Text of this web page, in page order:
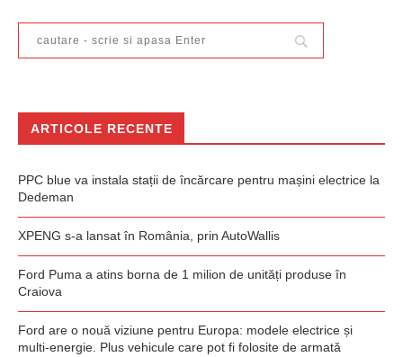
ARTICOLE RECENTE
PPC blue va instala stații de încărcare pentru mașini electrice la
Dedeman
XPENG s-a lansat în România, prin AutoWallis
Ford Puma a atins borna de 1 milion de unități produse în
Craiova
Ford are o nouă viziune pentru Europa: modele electrice și
multi-energie. Plus vehicule care pot fi folosite de armată